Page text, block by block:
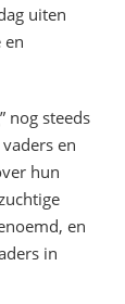
uiten
en
nog steeds
en
hun
en
in